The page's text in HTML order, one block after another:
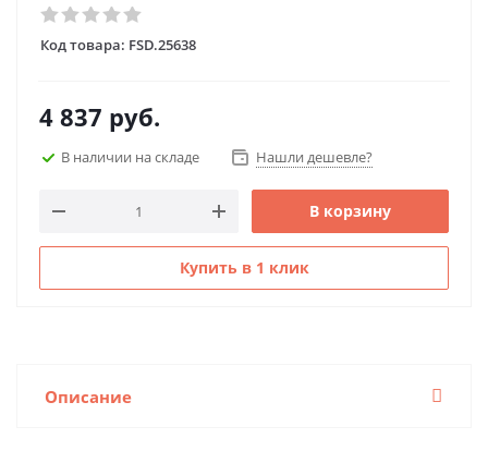
Код товара: FSD.25638
4 837 руб.
В наличии на складе Нашли дешевле?
В корзину
Купить в 1 клик
Описание